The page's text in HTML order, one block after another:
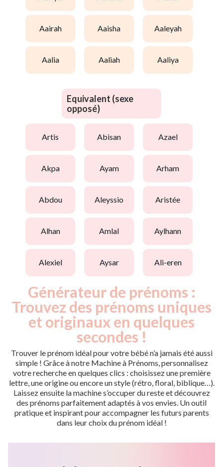
aairah aaisha aaleyah
aalia aaliah aaliya
Equivalent (sexe
opposé)
artis abisan azael
akpa ayam arham
abdou aleyssio aristée
alhan amlal aylhann
alexiel aysar ali-eren
Générateur de prénoms :
Trouvez des prénoms uniques
et originaux en quelques
secondes !
Trouver le prénom idéal pour votre bébé n’a jamais été aussi
simple ! Grâce à notre Machine à Prénoms, personnalisez
votre recherche en quelques clics : choisissez une première
lettre, une origine ou encore un style (rétro, floral, biblique…).
Laissez ensuite la machine s’occuper du reste et découvrez
des prénoms parfaitement adaptés à vos envies. Un outil
pratique et inspirant pour accompagner les futurs parents
dans leur choix du prénom idéal !